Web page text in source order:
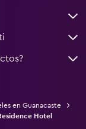
en Guanacaste
Hotel